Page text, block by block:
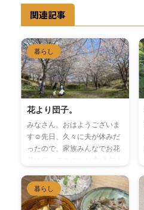
関連記事
暮らし
花より団子。
みなさん、おはようございま
す☺︎先日、久々に夫が休みだ
ったので、家族みんなでお花
里へ
のっぽさん家
2022.04.03長湯温泉「しだ
れ桜の里」でお花見をした
暮らし